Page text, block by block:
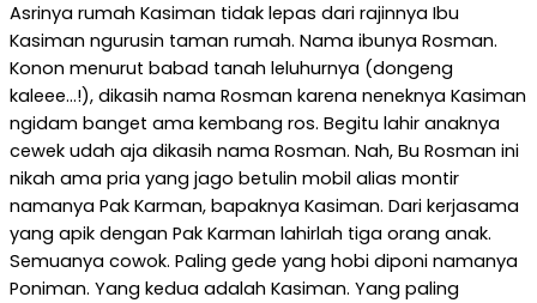
Asrinya rumah Kasiman tidak lepas dari rajinnya Ibu
Kasiman ngurusin taman rumah. Nama ibunya Rosman.
Konon menurut babad tanah leluhurnya (dongeng
kaleee…!), dikasih nama Rosman karena neneknya Kasiman
ngidam banget ama kembang ros. Begitu lahir anaknya
cewek udah aja dikasih nama Rosman. Nah, Bu Rosman ini
nikah ama pria yang jago betulin mobil alias montir
namanya Pak Karman, bapaknya Kasiman. Dari kerjasama
yang apik dengan Pak Karman lahirlah tiga orang anak.
Semuanya cowok. Paling gede yang hobi diponi namanya
Poniman. Yang kedua adalah Kasiman. Yang paling